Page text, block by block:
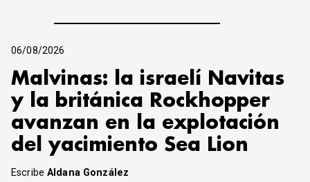
06/08/2026
Malvinas: la israelí Navitas
y la británica Rockhopper
avanzan en la explotación
del yacimiento Sea Lion
EscribeAldana González